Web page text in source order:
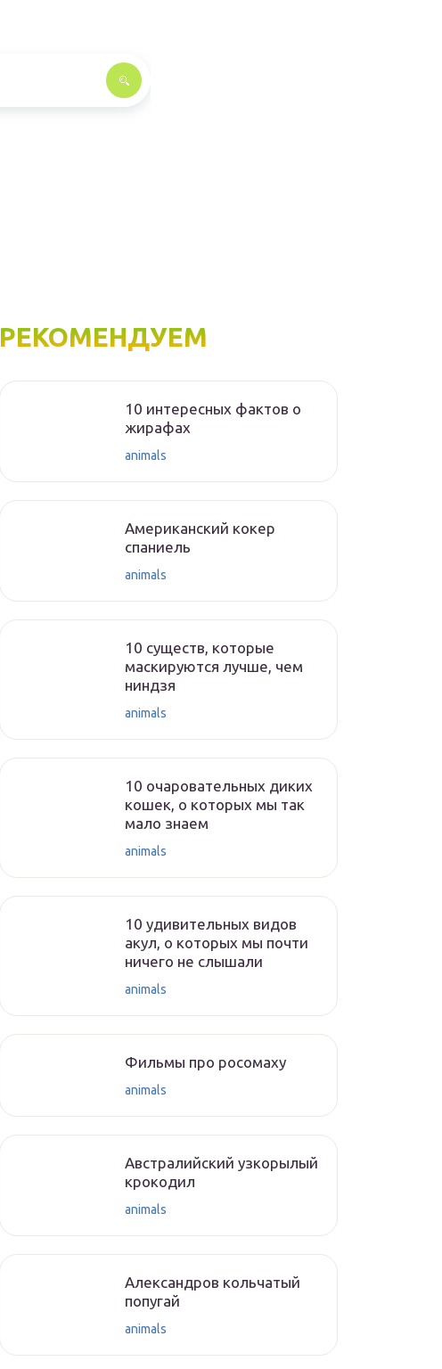
РЕКОМЕНДУЕМ
10 интересных фактов о
жирафах
animals
Американский кокер
спаниель
animals
10 существ, которые
маскируются лучше, чем
ниндзя
animals
10 очаровательных диких
кошек, о которых мы так
мало знаем
animals
10 удивительных видов
акул, о которых мы почти
ничего не слышали
animals
Фильмы про росомаху
animals
Австралийский узкорылый
крокодил
animals
Александров кольчатый
попугай
animals